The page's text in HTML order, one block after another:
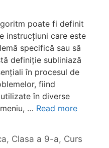
poate fi definit
instrucțiuni care este
specifică sau să
definiție subliniază
în procesul de
fiind
în diverse
… Read more
, Clasa a 9-a, Curs